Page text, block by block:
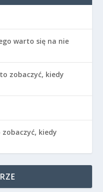
warto się na nie
zobaczyć, kiedy
kiedy